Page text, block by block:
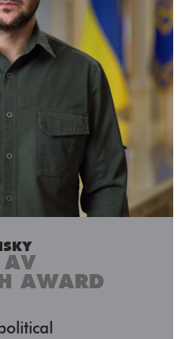
AV
AWARD